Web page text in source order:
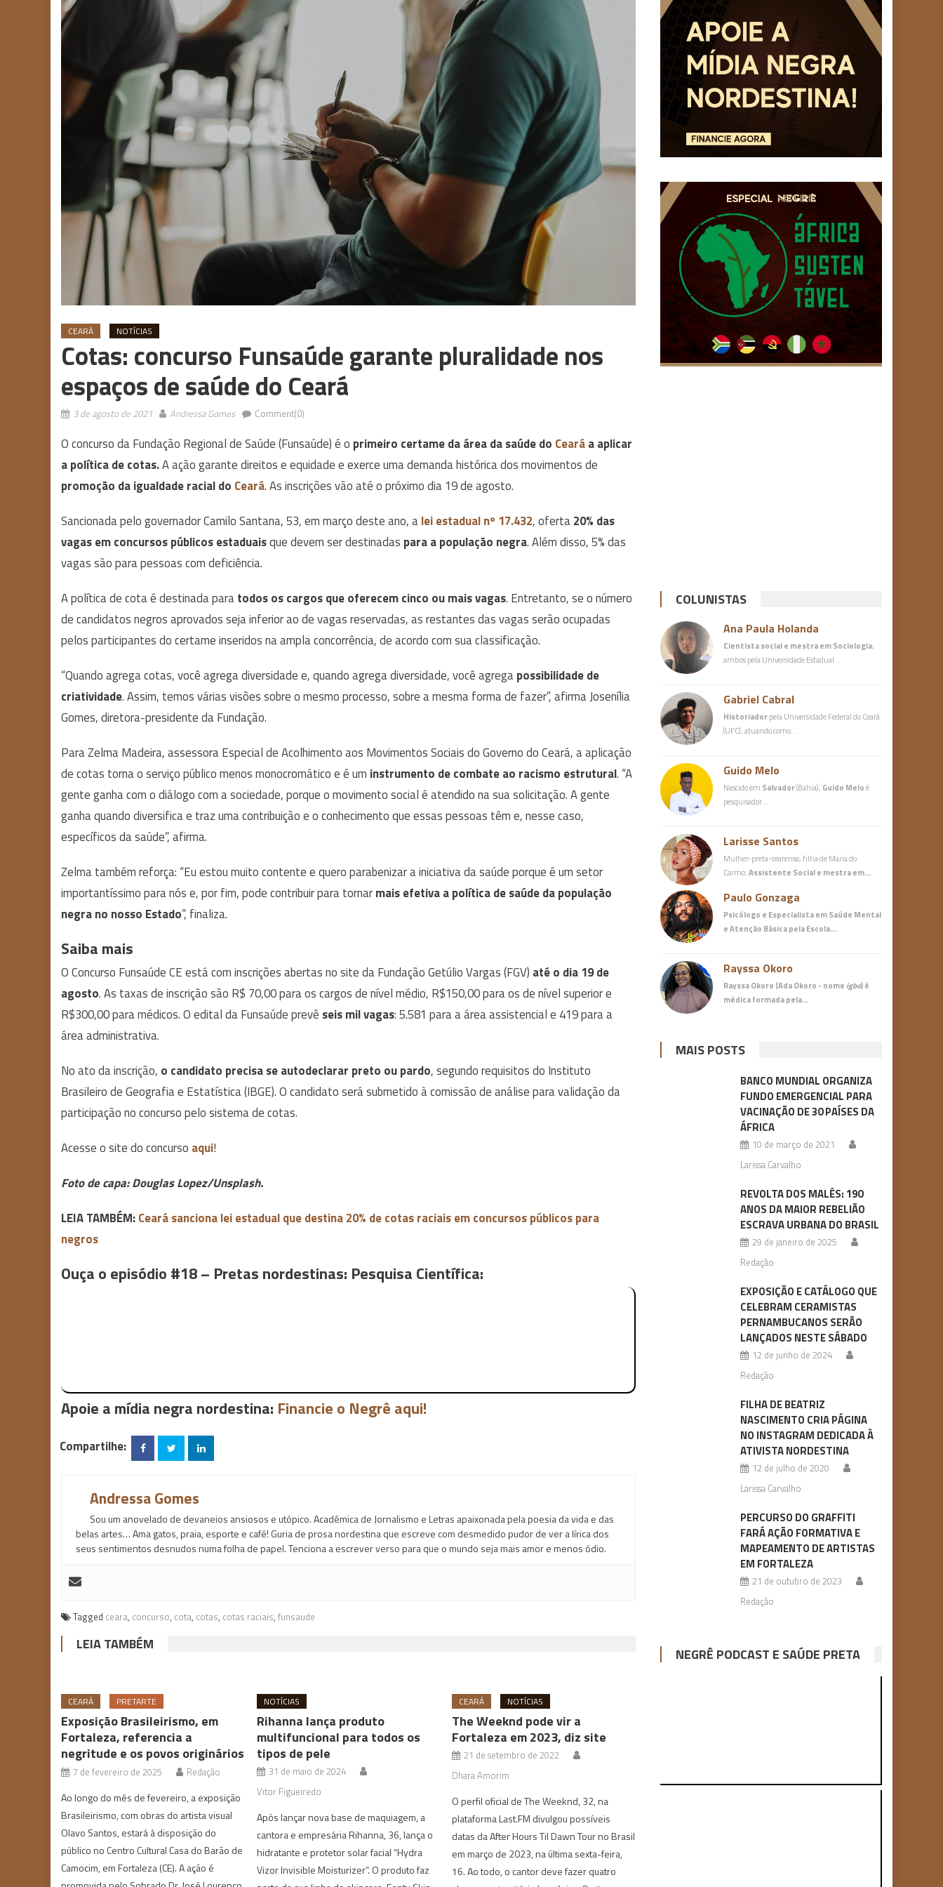
CEARÁ NOTÍCIAS
Cotas: concurso Funsaúde garante pluralidade nos
espaços de saúde do Ceará
3 de agosto de 2021 Andressa Gomes Comment(0)
O concurso da Fundação Regional de Saúde (Funsaúde) é o primeiro certame da área da saúde do Cearáa aplicar
a política de cotas.A ação garante direitos e equidade e exerce uma demanda histórica dos movimentos de
promoção da igualdade racial do Ceará. As inscrições vão até o próximo dia 19 de agosto.
Sancionada pelo governador Camilo Santana, 53, em março deste ano, alei estadual nº 17.432, oferta20% das
vagas em concursos públicos estaduaisque devem ser destinadas para a população negra. Além disso, 5% das
vagas são para pessoas com deficiência.
A política de cota é destinada paratodos os cargos que oferecem cinco ou mais vagas. Entretanto, se o número
de candidatos negros aprovados seja inferior ao de vagas reservadas, as restantes das vagas serão ocupadas
pelos participantes do certame inseridos na ampla concorrência, de acordo com sua classificação.
“Quando agrega cotas, você agrega diversidade e, quando agrega diversidade, você agregapossibilidade de
criatividade. Assim, temos várias visões sobre o mesmo processo, sobre a mesma forma de fazer”, afirma Josenília
Gomes, diretora-presidente da Fundação.
Para Zelma Madeira, assessora Especial de Acolhimento aos Movimentos Sociais do Governo do Ceará, a aplicação
de cotas torna o serviço público menos monocromático e é um instrumento de combate ao racismo estrutural. “A
gente ganha com o diálogo com a sociedade, porque o movimento social é atendido na sua solicitação. A gente
ganha quando diversifica e traz uma contribuição e o conhecimento que essas pessoas têm e, nesse caso,
específicos da saúde”, afirma.
Zelma também reforça: “Eu estou muito contente e quero parabenizar a iniciativa da saúde porque é um setor
importantíssimo para nós e, por fim, pode contribuir para tornarmais efetiva a política de saúde da população
negra no nosso Estado”, finaliza.
Saiba mais
O Concurso Funsaúde CE está com inscrições abertas no site da Fundação Getúlio Vargas (FGV) até o dia 19 de
agosto. As taxas de inscrição são R$ 70,00 para os cargos de nível médio, R$150,00 para os de nível superior e
R$300,00 para médicos. O edital da Funsaúde prevê seis mil vagas: 5.581 para a área assistencial e 419 para a
área administrativa.
No ato da inscrição, o candidato precisa se autodeclarar preto ou pardo, segundo requisitos do Instituto
Brasileiro de Geografia e Estatística (IBGE). O candidato será submetido à comissão de análise para validação da
participação no concurso pelo sistema de cotas.
Acesse o site do concurso aqui!
Foto de capa: Douglas Lopez/Unsplash.
LEIA TAMBÉM:Ceará sanciona lei estadual que destina 20% de cotas raciais em concursos públicos para
negros
Ouça o episódio #18 – Pretas nordestinas: Pesquisa Científica:
Apoie a mídia negra nordestina: Financie o Negrê aqui!
Compartilhe:
Andressa Gomes
Sou um anovelado de devaneios ansiosos e utópico. Acadêmica de Jornalismo e Letras apaixonada pela poesia da vida e das
belas artes… Ama gatos, praia, esporte e café! Guria de prosa nordestina que escreve com desmedido pudor de ver a lírica dos
seus sentimentos desnudos numa folha de papel. Tenciona a escrever verso para que o mundo seja mais amor e menos ódio.
Tagged ceara, concurso, cota, cotas, cotas raciais, funsaude
LEIA TAMBÉM
CEARÁ PRETARTE
Exposição Brasileirismo, em
Fortaleza, referencia a
negritude e os povos originários
7 de fevereiro de 2025 Redação
Ao longo do mês de fevereiro, a exposição
Brasileirismo, com obras do artista visual
Olavo Santos, estará à disposição do
público no Centro Cultural Casa do Barão de
Camocim, em Fortaleza (CE). A ação é
NOTÍCIAS
Rihanna lança produto
multifuncional para todos os
tipos de pele
31 de maio de 2024
Vitor Figueiredo
Após lançar nova base de maquiagem, a
cantora e empresária Rihanna, 36, lança o
hidratante e protetor solar facial “Hydra
Vizor Invisible Moisturizer”. O produto faz
CEARÁ NOTÍCIAS
The Weeknd pode vir a
Fortaleza em 2023, diz site
21 de setembro de 2022
Dhara Amorim
O perfil oficial de The Weeknd, 32, na
plataforma Last.FM divulgou possíveis
datas da After Hours Til Dawn Tour no Brasil
em março de 2023, na última sexta-feira,
16. Ao todo, o cantor deve fazer quatro
COLUNISTAS
Ana Paula Holanda
Cientista social e mestra em Sociologia,
ambos pela Universidade Estadual…
Gabriel Cabral
Historiadorpela Universidade Federal do Ceará
(UFC), atuando como…
Guido Melo
Nascido em Salvador(Bahia), Guido Meloé
pesquisador…
Larisse Santos
Mulher-preta-cearense, filha de Maria do
Carmo.Assistente Social e mestra em…
Paulo Gonzaga
Psicólogo e Especialista em Saúde Mental
e Atenção Básicapela Escola…
Rayssa Okoro
Rayssa Okoro (Ada Okoro - nome igbo) é
médicaformada pela…
MAIS POSTS
BANCO MUNDIAL ORGANIZA
FUNDO EMERGENCIAL PARA
VACINAÇÃO DE 30 PAÍSES DA
ÁFRICA
10 de março de 2021
Larissa Carvalho
REVOLTA DOS MALÊS: 190
ANOS DA MAIOR REBELIÃO
ESCRAVA URBANA DO BRASIL
29 de janeiro de 2025
Redação
EXPOSIÇÃO E CATÁLOGO QUE
CELEBRAM CERAMISTAS
PERNAMBUCANOS SERÃO
LANÇADOS NESTE SÁBADO
12 de junho de 2024
Redação
FILHA DE BEATRIZ
NASCIMENTO CRIA PÁGINA
NO INSTAGRAM DEDICADA À
ATIVISTA NORDESTINA
12 de julho de 2020
Larissa Carvalho
PERCURSO DO GRAFFITI
FARÁ AÇÃO FORMATIVA E
MAPEAMENTO DE ARTISTAS
EM FORTALEZA
21 de outubro de 2023
Redação
NEGRÊ PODCAST E SAÚDE PRETA